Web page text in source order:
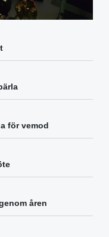
för vemod
åren